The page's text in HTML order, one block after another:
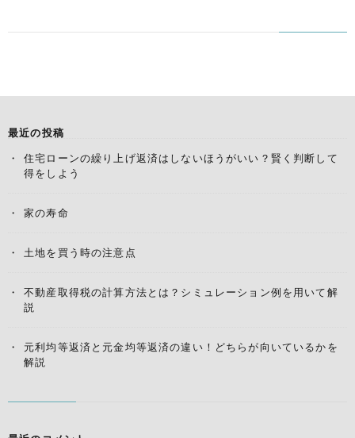
最近の投稿
住宅ローンの繰り上げ返済はしないほうがいい？賢く判断して
得をしよう
家の寿命
土地を買う時の注意点
不動産取得税の計算方法とは？シミュレーション例を用いて解
説
元利均等返済と元金均等返済の違い！どちらが向いているかを
解説